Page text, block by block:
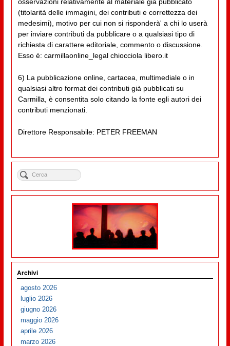
(titolarità delle immagini, dei contributi e correttezza dei
medesimi), motivo per cui non si risponderà' a chi lo userà
per inviare contributi da pubblicare o a qualsiasi tipo di
richiesta di carattere editoriale, commento o discussione.
Esso è: carmillaonline_legal chiocciola libero.it
6) La pubblicazione online, cartacea, multimediale o in
qualsiasi altro format dei contributi già pubblicati su
Carmilla, è consentita solo citando la fonte egli autori dei
contributi menzionati.
Direttore Responsabile: PETER FREEMAN
Archivi
agosto 2026
luglio 2026
giugno 2026
maggio 2026
aprile 2026
marzo 2026